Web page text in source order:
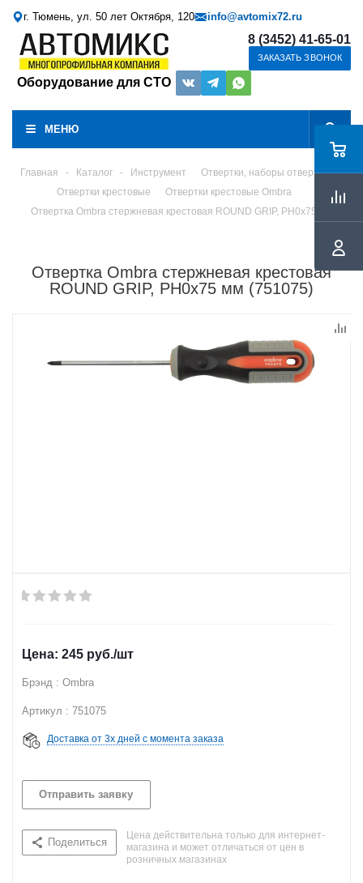
г. Тюмень, ул. 50 лет Октября, 120 info@avtomix72.ru
Оборудование для СТО
8 (3452) 41-65-01
ЗАКАЗАТЬ ЗВОНОК
МЕНЮ
Главная - Каталог - Инструмент
Отвертки, наборы отверток
Отвертки крестовые
Отвертки крестовые Ombra
Отвертка Ombra стержневая крестовая ROUND GRIP, PH0x75 мм
Отвертка Ombra стержневая крестовая
ROUND GRIP, PH0x75 мм (751075)
245 руб./шт
Брэнд : Ombra
Артикул : 751075
Доставка от 3х дней с момента заказа
Отправить заявку
Поделиться
Цена действительна только для интернет-
магазина и может отличаться от цен в
розничных магазинах